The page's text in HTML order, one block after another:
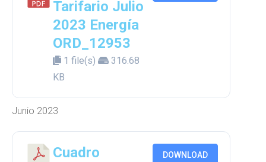
Tarifario Julio
2023 Energía
ORD_12953
1 file(s)
316.68
KB
Junio 2023
Cuadro
DOWNLOAD